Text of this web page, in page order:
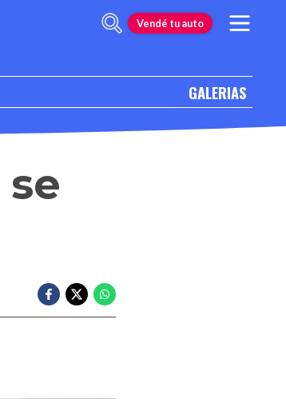
Vendé tu auto
GALERIAS